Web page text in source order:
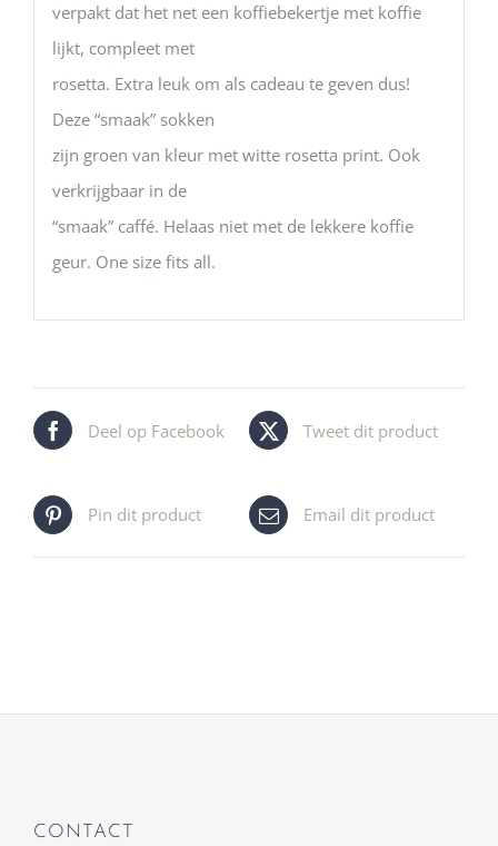
verpakt dat het net een koffiebekertje met koffie
lijkt, compleet met
rosetta. Extra leuk om als cadeau te geven dus!
Deze “smaak” sokken
zijn groen van kleur met witte rosetta print. Ook
verkrijgbaar in de
“smaak” caffé. Helaas niet met de lekkere koffie
geur. One size fits all.
Deel op Facebook Tweet dit product
Pin dit product Email dit product
CONTACT